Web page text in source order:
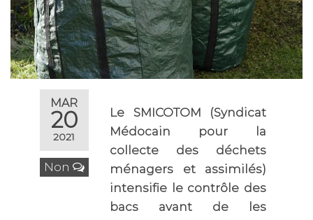
MAR
20
2021
Non
Le SMICOTOM (Syndicat
Médocain pour la
collecte des déchets
ménagers et assimilés)
intensifie le contrôle des
bacs avant de les